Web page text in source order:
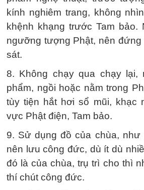
kính nghiêm trang, không
khệnh khạng trước Tam bảo.
ngưỡng tượng Phật, nên đứng
sát.
8. Không chạy qua chạy lại,
phẩm, ngồi hoặc nằm trong
tùy tiện hắt hơi sổ mũi, khạc
vực Phật điện, Tam bảo.
9. Sử dụng đồ của chùa, như
nên lưu công đức, dù ít dù
đó là của chùa, trụ trì cho thì
thí chút công đức.